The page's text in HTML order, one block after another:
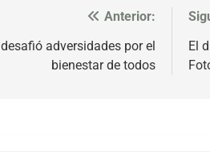
Anterior:
adversidades por el
bienestar de todos
El